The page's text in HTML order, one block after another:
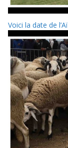
Voici la date de